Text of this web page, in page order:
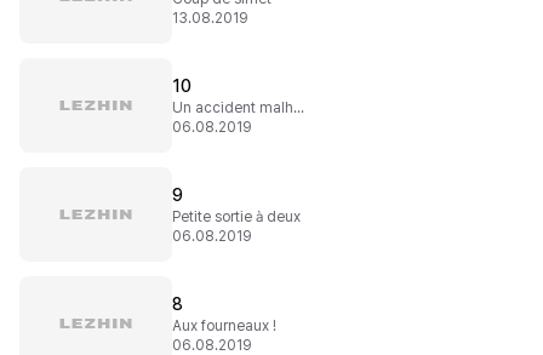
13.08.2019
10
Un accident malheureux
06.08.2019
9
Petite sortie à deux
06.08.2019
8
Aux fourneaux !
06.08.2019